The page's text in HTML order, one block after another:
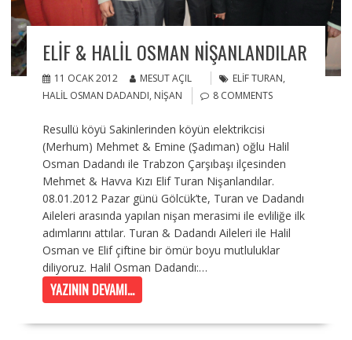
ELIF & HALIL OSMAN NIŞANLANDILAR
11 OCAK 2012 MESUT AÇIL ELIF TURAN,
HALIL OSMAN DADANDI, NIŞAN 8 COMMENTS
Resullü köyü Sakinlerinden köyün elektrikcisi
(Merhum) Mehmet & Emine (Şadıman) oğlu Halil
Osman Dadandı ile Trabzon Çarşıbaşı ilçesinden
Mehmet & Havva Kızı Elif Turan Nişanlandılar.
08.01.2012 Pazar günü Gölcük’te, Turan ve Dadandı
Aileleri arasında yapılan nişan merasimi ile evliliğe ilk
adımlarını attılar. Turan & Dadandı Aileleri ile Halil
Osman ve Elif çiftine bir ömür boyu mutluluklar
diliyoruz. Halil Osman Dadandı:…
YAZININ DEVAMI...